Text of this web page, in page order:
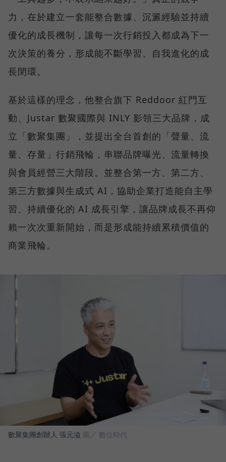
力，在於建立一套能整合數據、沉澱經驗並持續
優化的成長機制，讓每一次行銷投入都成為下一
次決策的養分，形成能不斷學習、自我進化的成
長閉環。
基於這樣的理念，他整合旗下 Reddoor 紅門互
動、Justar 數聚國際與 INLY 影領三大品牌，成
立「數聚集團」，並提出全台首創的「聲量、流
量、存量」行銷飛輪，串聯品牌曝光、流量轉換
與會員經營三大階段。並整合第一方、第二方、
第三方數據與生成式 AI，協助企業打造能自主學
習、持續優化的 AI 成長引擎，讓品牌成長不再仰
賴一次次重新開始，而是形成能持續累積價值的
商業飛輪。
數聚集團創辦人 張元溢 圖／ 數位時代